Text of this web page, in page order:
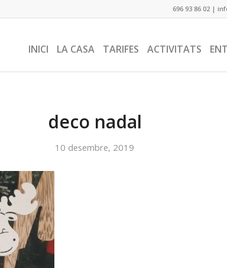
696 93 86 02 |
INICI LA CASA TARIFES ACTIVITATS
deco nadal
10 desembre, 2019